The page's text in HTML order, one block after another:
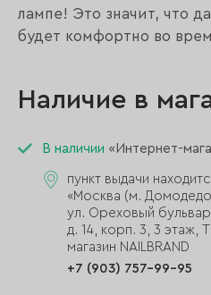
лампе! Это значит, что
будет комфортно во
Наличие в
В наличии «Интернет-
пункт выдачи
«Москва (м.
ул. Ореховый
д. 14, корп. 3, 3 этаж,
магазин NAILBRAND
+7 (903) 757-99-95